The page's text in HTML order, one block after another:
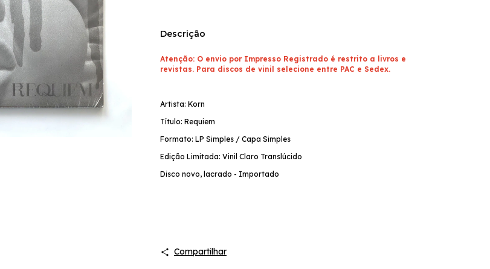
Descrição
Atenção: O envio por Impresso Registrado é restrito a livros e
revistas. Para discos de vinil selecione entre PAC e Sedex.
Artista: Korn
Título: Requiem
Formato: LP Simples / Capa Simples
Edição Limitada: Vinil Claro Translúcido
Disco novo, lacrado - Importado
Compartilhar